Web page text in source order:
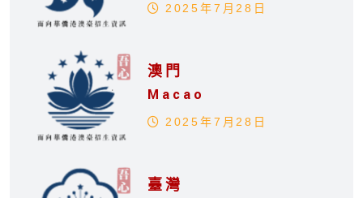
2025年7月28日
澳門
Macao
2025年7月28日
臺灣